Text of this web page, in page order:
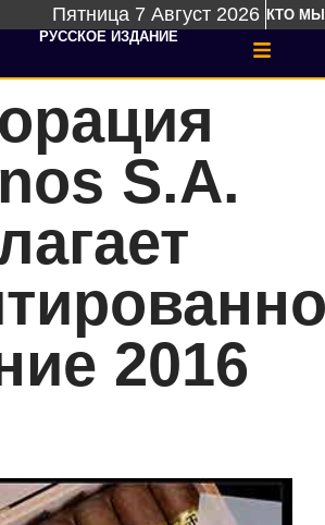
Пятница 7 Август 2026 КТО МЫ
РУССКОЕ ИЗДАНИЕ
S.A.
2016